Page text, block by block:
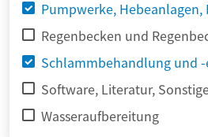
Pumpwerke, Hebeanlagen,
Regenbecken und
Schlammbehandlung und
Software, Literatur,
Wasseraufbereitung